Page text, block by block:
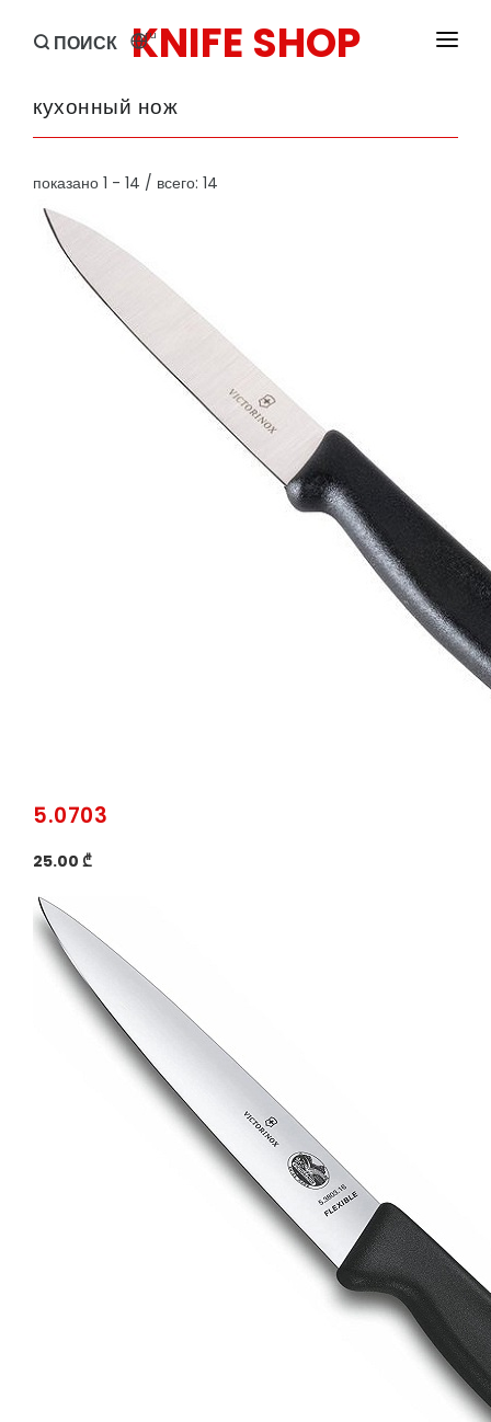
KNIFE SHOP
ПОИСК ru
ПРОДУКТЫ
БРЕНДЫ
СКИДКА
кухонный нож
показано 1 - 14 / всего: 14
5.0703
25.00 ₾